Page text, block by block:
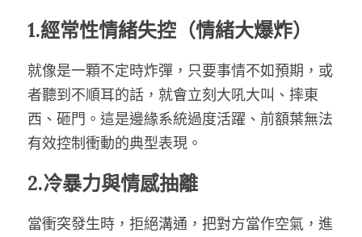
1.經常性情緒失控（情緒大爆炸）
就像是一顆不定時炸彈，只要事情不如預期，或
者聽到不順耳的話，就會立刻大吼大叫、摔東
西、砸門。這是邊緣系統過度活躍、前額葉無法
有效控制衝動的典型表現。
2.冷暴力與情感抽離
當衝突發生時，拒絕溝通，把對方當作空氣，進